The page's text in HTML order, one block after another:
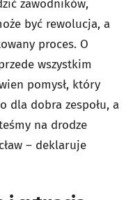
zawodników,
być rewolucja, a
proces. O
wszystkim
pomysł, który
dla dobra zespołu, a
na drodze
– deklaruje